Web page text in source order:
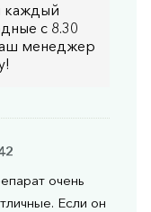
каждый
с 8.30
менеджер
очень
Если он